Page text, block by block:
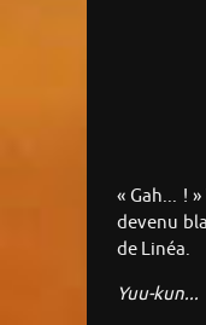
« Gah... !
devenu
de Linéa.
Yuu-kun...